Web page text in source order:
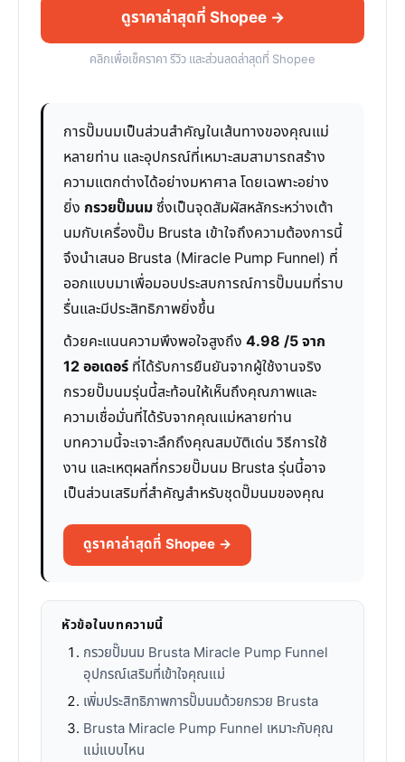
ดูราคาล่าสุดที่ Shopee →
คลิกเพื่อเช็คราคา รีวิว และส่วนลดล่าสุดที่ Shopee
การปั๊มนมเป็นส่วนสำคัญในเส้นทางของคุณแม่
หลายท่าน และอุปกรณ์ที่เหมาะสมสามารถสร้าง
ความแตกต่างได้อย่างมหาศาล โดยเฉพาะอย่าง
ยิ่ง กรวยปั๊มนมซึ่งเป็นจุดสัมผัสหลักระหว่างเต้า
นมกับเครื่องปั๊ม Brusta เข้าใจถึงความต้องการนี้
จึงนำเสนอ Brusta (Miracle Pump Funnel) ที่
ออกแบบมาเพื่อมอบประสบการณ์การปั๊มนมที่ราบ
รื่นและมีประสิทธิภาพยิ่งขึ้น
ด้วยคะแนนความพึงพอใจสูงถึง 4.98 /5 จาก
12 ออเดอร์ ที่ได้รับการยืนยันจากผู้ใช้งานจริง
กรวยปั๊มนมรุ่นนี้สะท้อนให้เห็นถึงคุณภาพและ
ความเชื่อมั่นที่ได้รับจากคุณแม่หลายท่าน
บทความนี้จะเจาะลึกถึงคุณสมบัติเด่น วิธีการใช้
งาน และเหตุผลที่กรวยปั๊มนม Brusta รุ่นนี้อาจ
เป็นส่วนเสริมที่สำคัญสำหรับชุดปั๊มนมของคุณ
ดูราคาล่าสุดที่ Shopee →
หัวข้อในบทความนี้
กรวยปั๊มนม Brusta Miracle Pump Funnel
อุปกรณ์เสริมที่เข้าใจคุณแม่
เพิ่มประสิทธิภาพการปั๊มนมด้วยกรวย Brusta
Brusta Miracle Pump Funnel เหมาะกับคุณ
แม่แบบไหน